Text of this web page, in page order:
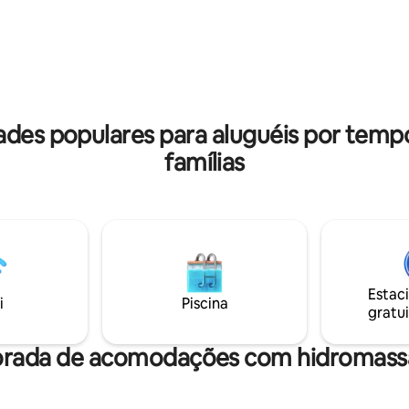
populares para aluguéis por
famílias
Piscina
de acomodações com